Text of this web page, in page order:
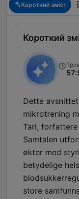
Короткий зміст
Короткий
Dette
mikrotrening
Tari,
Samtalen
økter med
betydelige
store